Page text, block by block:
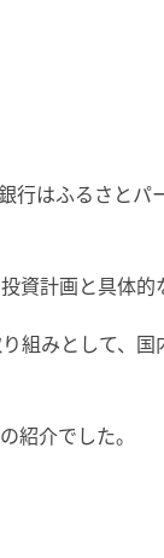
行はふるさとパ
計画と具体的
組みとして、
紹介でした。